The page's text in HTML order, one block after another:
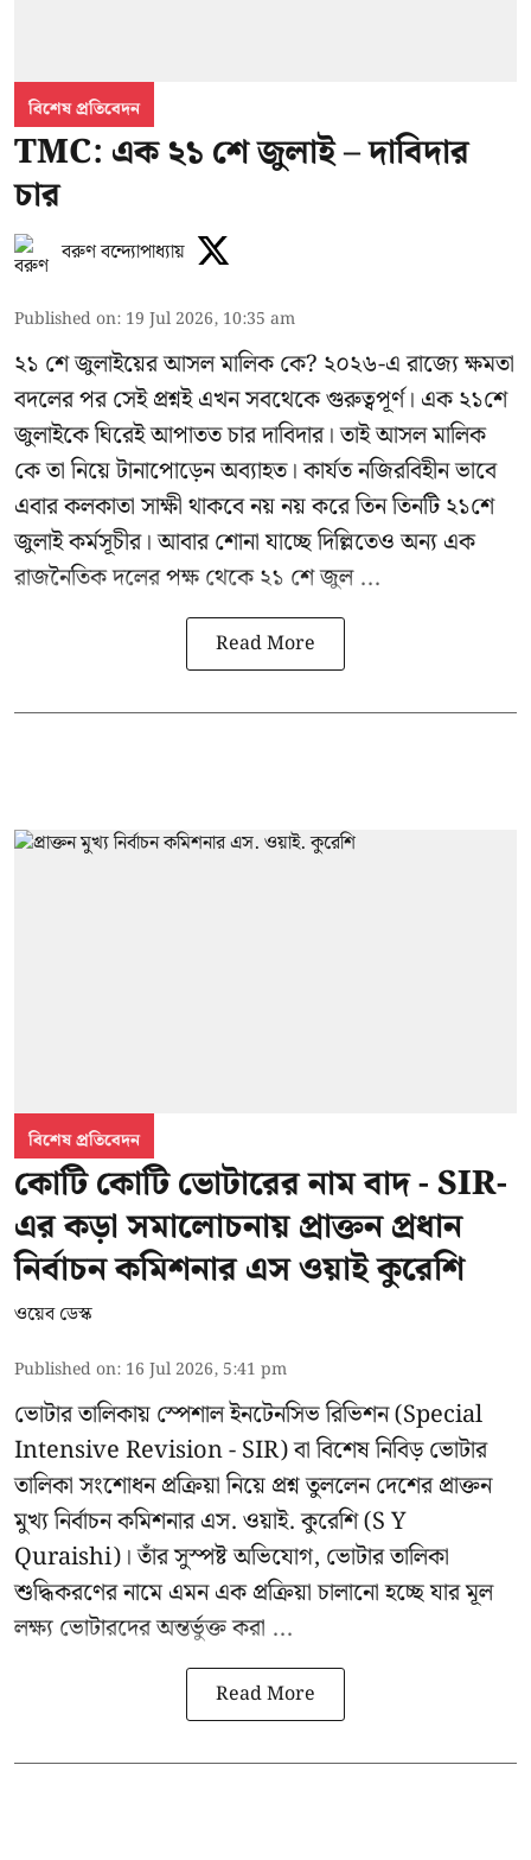
বিশেষ প্রতিবেদন
TMC: এক ২১ শে জুলাই – দাবিদার
চার
বরুণ বন্দ্যোপাধ্যায়
Published on: 19 Jul 2026, 10:35 am
২১ শে জুলাইয়ের আসল মালিক কে? ২০২৬-এ রাজ্যে ক্ষমতা
বদলের পর সেই প্রশ্নই এখন সবথেকে গুরুত্বপূর্ণ। এক২১শে
জুলাইকেঘিরেই আপাতত চার দাবিদার। তাই আসল মালিক
কে তা নিয়ে টানাপোড়েন অব্যাহত। কার্যত নজিরবিহীন ভাবে
এবার কলকাতা সাক্ষী থাকবে নয় নয় করে তিন তিনটি ২১শে
জুলাই কর্মসূচীর। আবার শোনা যাচ্ছে দিল্লিতেও অন্য এক
রাজনৈতিক দলের পক্ষ থেকে ২১ শে জুল ...
Read More
বিশেষ প্রতিবেদন
কোটি কোটি ভোটারের নাম বাদ - SIR-
এর কড়া সমালোচনায় প্রাক্তন প্রধান
নির্বাচন কমিশনার এস ওয়াই কুরেশি
ওয়েব ডেস্ক
Published on: 16 Jul 2026, 5:41 pm
ভোটার তালিকায় স্পেশাল ইনটেনসিভ রিভিশন (Special
Intensive Revision - SIR) বা বিশেষ নিবিড় ভোটার
তালিকা সংশোধন প্রক্রিয়া নিয়ে প্রশ্ন তুললেন দেশের প্রাক্তন
মুখ্য নির্বাচন কমিশনারএস. ওয়াই. কুরেশি(S Y
Quraishi)। তাঁর সুস্পষ্ট অভিযোগ, ভোটার তালিকা
শুদ্ধিকরণের নামে এমন এক প্রক্রিয়া চালানো হচ্ছে যার মূল
লক্ষ্য ভোটারদের অন্তর্ভুক্ত করা ...
Read More